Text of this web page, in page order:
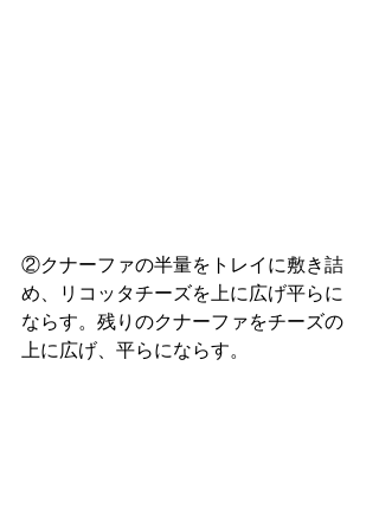
②クナーファの半量をトレイに敷き詰
め、リコッタチーズを上に広げ平らに
ならす。残りのクナーファをチーズの
上に広げ、平らにならす。